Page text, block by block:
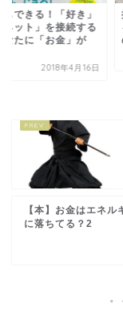
もできる！「好き」
ネット」を接続する
なたに「お金」が
2018年4月16日
【本】お金はエネ
に落ちてる？2